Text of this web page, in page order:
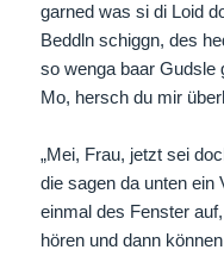
garned was si di Loid
Beddln schiggn, des
so wenga baar Gudsle
Mo, hersch du mir
„Mei, Frau, jetzt sei
die sagen da unten ein
einmal des Fenster
hören und dann